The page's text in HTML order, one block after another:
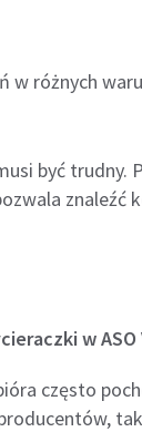
w różnych
być trudny.
znaleźć
w
często